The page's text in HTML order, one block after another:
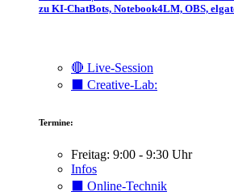
zu KI-ChatBots, Notebook4LM, OBS,
🔴 Live-Session
⬛️ Creative-Lab:
Termine:
Freitag: 9:00 - 9:30 Uhr
Infos
⬛️ Online-Technik